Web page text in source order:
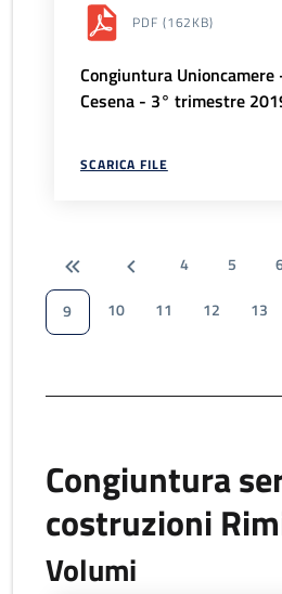
PDF (162KB)
Congiuntura
Cesena - 3° trimestre
SCARICA FILE
4 5
9
10 11 12 13
Congiuntura
costruzioni
Volumi